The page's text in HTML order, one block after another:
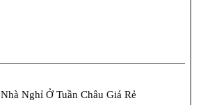
Nhà Nghỉ Ở Tuần Châu Giá Rẻ